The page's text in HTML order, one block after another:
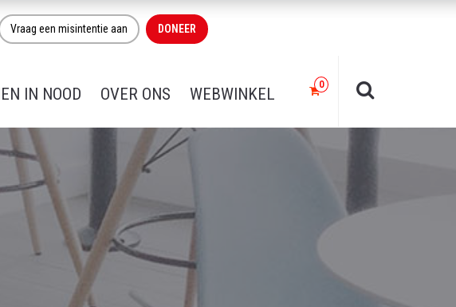
Vraag een misintentie aan DONEER
IN NOOD OVER ONS WEBWINKEL